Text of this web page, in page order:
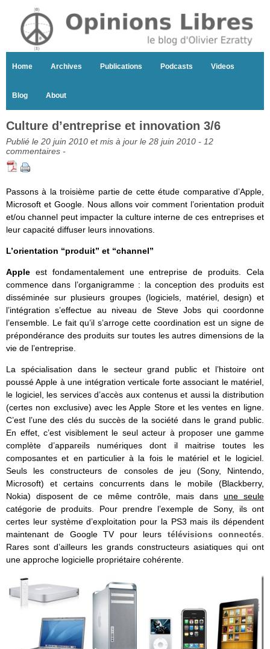
Home Archives Publications Podcasts Videos
Blog About
Culture d’entreprise et innovation 3/6
Publié le 20 juin 2010 et mis à jour le 28 juin 2010 - 12
commentaires -
Passons à la troisième partie de cette étude comparative d’Apple,
Microsoft et Google. Nous allons voir comment l’orientation produit
et/ou channel peut impacter la culture interne de ces entreprises et
leur capacité diffuser leurs innovations.
L’orientation “produit” et “channel”
Apple est fondamentalement une entreprise de produits. Cela
commence dans l’organigramme : la conception des produits est
disséminée sur plusieurs groupes (logiciels, matériel, design) et
l’intégration s’effectue au niveau de Steve Jobs qui coordonne
l’ensemble. Le fait qu’il s’arroge cette coordination est un signe de
prépondérance des produits sur toutes les autres dimensions de la
vie de l’entreprise.
La spécialisation dans le secteur grand public et l’histoire ont
poussé Apple à une intégration verticale forte associant le matériel,
le logiciel, les services d’accès aux contenus et aussi la distribution
(certes non exclusive) avec les Apple Store et les ventes en ligne.
C’est l’une des clés du succès de la société dans le grand public.
En effet, c’est visiblement le seul acteur à proposer une gamme
complète d’appareils numériques dont il maitrise toutes les
composantes et en particulier à la fois le matériel et le logiciel.
Seuls les constructeurs de consoles de jeu (Sony, Nintendo,
Microsoft) et certains concurrents dans le mobile (Blackberry,
Nokia) disposent de ce même contrôle, mais dans une seule
catégorie de produits. Pour prendre l’exemple de Sony, ils ont
certes leur système d’exploitation pour la PS3 mais ils dépendent
maintenant de Google TV pour leurs télévisions connectés.
Rares sont d’ailleurs les grands constructeurs asiatiques qui ont
une approche logicielle propriétaire cohérente.